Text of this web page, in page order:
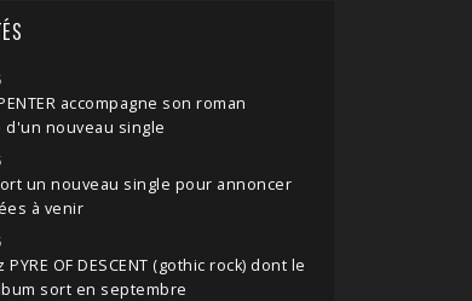
accompagne son roman
d'un nouveau single
un nouveau single pour annoncer
à venir
OF DESCENT (gothic rock) dont le
sort en septembre